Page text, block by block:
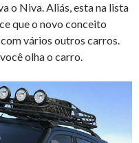
o Niva. Aliás, esta na lista
que o novo conceito
vários outros carros.
olha o carro.